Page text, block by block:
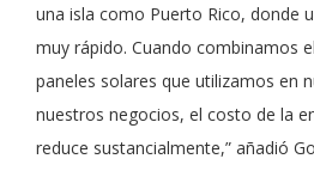
una isla como Puerto Rico, donde
muy rápido. Cuando combinamos
paneles solares que utilizamos en
nuestros negocios, el costo de la
reduce sustancialmente,” añadió